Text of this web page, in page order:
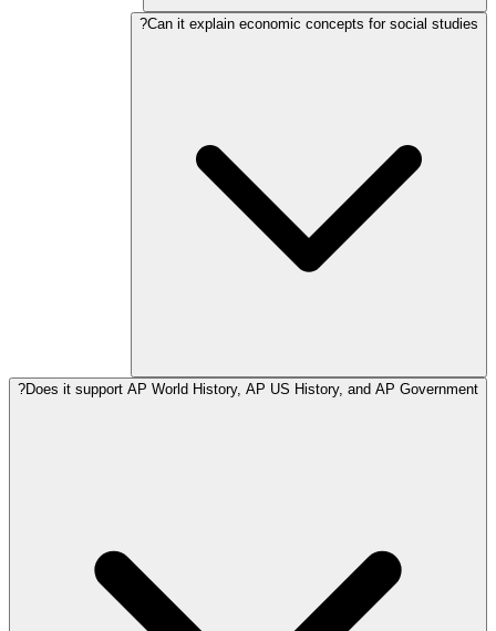
Can it explain economic concepts for social studies?
Does it support AP World History, AP US History, and AP Government?